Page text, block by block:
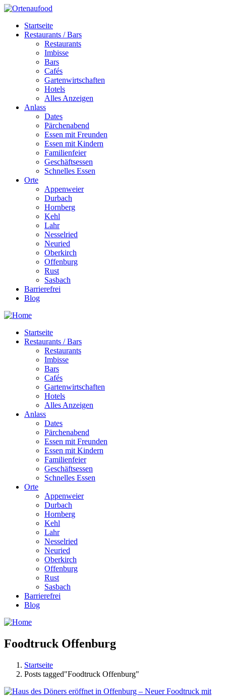
Startseite
Restaurants / Bars
Restaurants
Imbisse
Bars
Cafés
Gartenwirtschaften
Hotels
Alles Anzeigen
Anlass
Dates
Pärchenabend
Essen mit Freunden
Essen mit Kindern
Familienfeier
Geschäftsessen
Schnelles Essen
Orte
Appenweier
Durbach
Hornberg
Kehl
Lahr
Nesselried
Neuried
Oberkirch
Offenburg
Rust
Sasbach
Barrierefrei
Blog
Startseite
Restaurants / Bars
Restaurants
Imbisse
Bars
Cafés
Gartenwirtschaften
Hotels
Alles Anzeigen
Anlass
Dates
Pärchenabend
Essen mit Freunden
Essen mit Kindern
Familienfeier
Geschäftsessen
Schnelles Essen
Orte
Appenweier
Durbach
Hornberg
Kehl
Lahr
Nesselried
Neuried
Oberkirch
Offenburg
Rust
Sasbach
Barrierefrei
Blog
Foodtruck Offenburg
Startseite
Posts tagged"Foodtruck Offenburg"